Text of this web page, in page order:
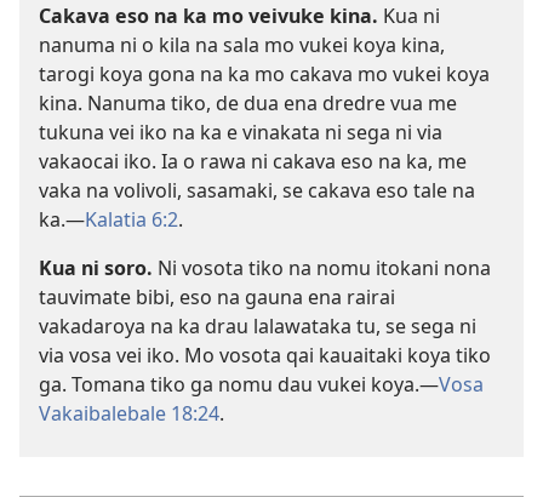
Cakava eso na ka mo veivuke kina. Kua ni
nanuma ni o kila na sala mo vukei koya kina,
tarogi koya gona na ka mo cakava mo vukei koya
kina. Nanuma tiko, de dua ena dredre vua me
tukuna vei iko na ka e vinakata ni sega ni via
vakaocai iko. Ia o rawa ni cakava eso na ka, me
vaka na volivoli, sasamaki, se cakava eso tale na
ka.—Kalatia 6:2.
Kua ni soro. Ni vosota tiko na nomu itokani nona
tauvimate bibi, eso na gauna ena rairai
vakadaroya na ka drau lalawataka tu, se sega ni
via vosa vei iko. Mo vosota qai kauaitaki koya tiko
ga. Tomana tiko ga nomu dau vukei koya.—Vosa
Vakaibalebale 18:24.